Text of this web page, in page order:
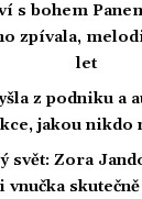
s bohem
zpívala,
let
z podniku a
jakou nikdo
svět: Zora
vnučka